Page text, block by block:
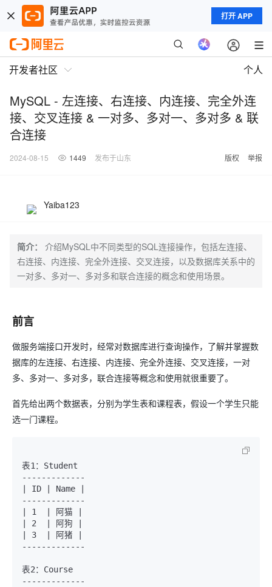
打开 APP
开发者社区 个人
MySQL - 左连接、右连接、内连接、完全外连
接、交叉连接 & 一对多、多对一、多对多 & 联
合连接
2024-08-15 1449 发布于山东 版权 举报
Yaiba123
简介：
介绍MySQL中不同类型的SQL连接操作，包括左连接、
右连接、内连接、完全外连接、交叉连接，以及数据库关系中的
一对多、多对一、多对多和联合连接的概念和使用场景。
前言
做服务端接口开发时，经常对数据库进行查询操作，了解并掌握数
据库的左连接、右连接、内连接、完全外连接、交叉连接，一对
多、多对一、多对多，联合连接等概念和使用就很重要了。
首先给出两个数据表，分别为学生表和课程表，假设一个学生只能
选一门课程。
表1：Student
-------------
| ID | Name |
-------------
| 1  | 阿猫 |
| 2  | 阿狗 |
| 3  | 阿猪 |
-------------
表2：Course
-------------